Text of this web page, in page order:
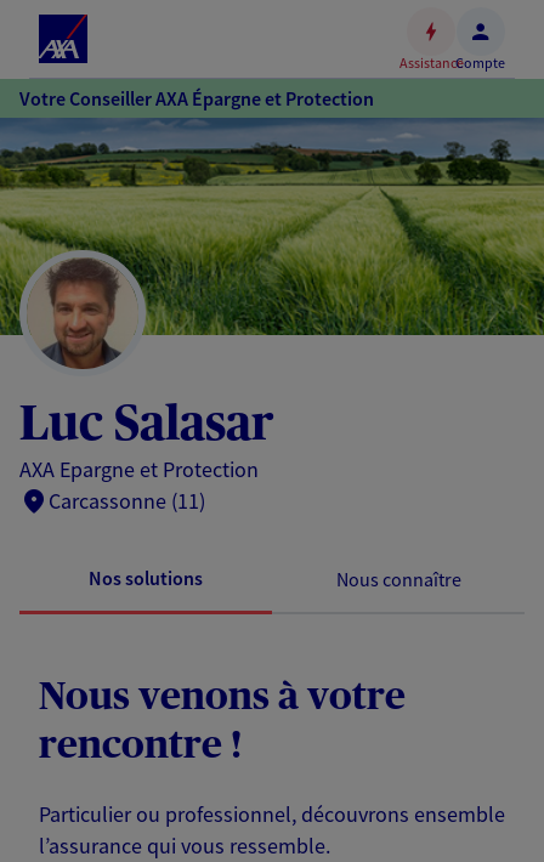
Accéder
au
contenu
principal
Accéder
au
pied
de
page
AssistanceCompte
Votre Conseiller AXA Épargne et Protection
Luc Salasar
AXA Epargne et Protection
Carcassonne (11)
Nos solutions Nous connaître
Nous venons à votre
rencontre !
Particulier ou professionnel, découvrons ensemble
l’assurance qui vous ressemble.